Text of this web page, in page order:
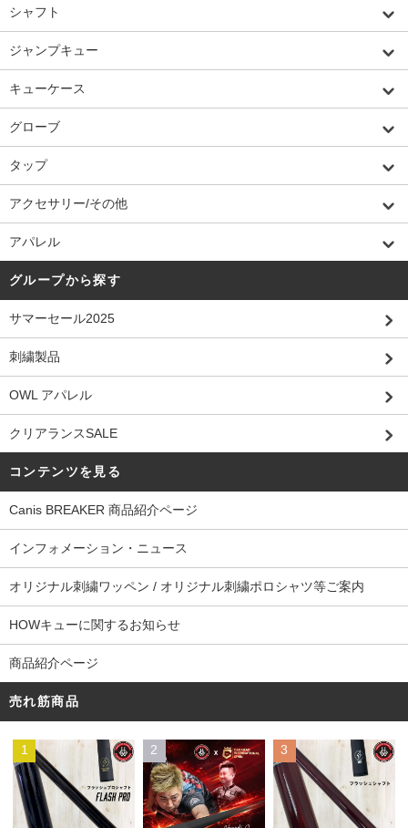
シャフト
ジャンプキュー
キューケース
グローブ
タップ
アクセサリー/その他
アパレル
グループから探す
サマーセール2025
刺繍製品
OWL アパレル
クリアランスSALE
コンテンツを見る
Canis BREAKER 商品紹介ページ
インフォメーション・ニュース
オリジナル刺繍ワッペン / オリジナル刺繍ポロシャツ等ご案内
HOWキューに関するお知らせ
商品紹介ページ
売れ筋商品
1 2 3